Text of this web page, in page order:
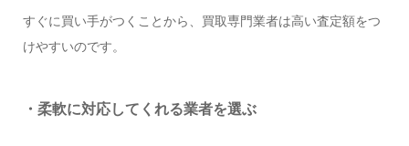
すぐに買い手がつくことから、買取専門業者は高い査定額をつ
けやすいのです。
・柔軟に対応してくれる業者を選ぶ